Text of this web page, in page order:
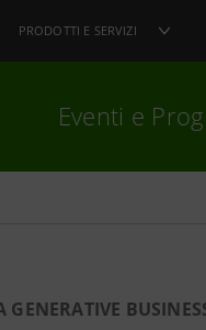
PRODOTTI E SERVIZI
Eventi e